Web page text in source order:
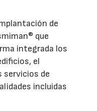
de
que
integrada los
el
servicios de
incluidas